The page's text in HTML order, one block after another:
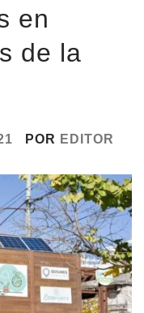
en
de la
POR EDITOR